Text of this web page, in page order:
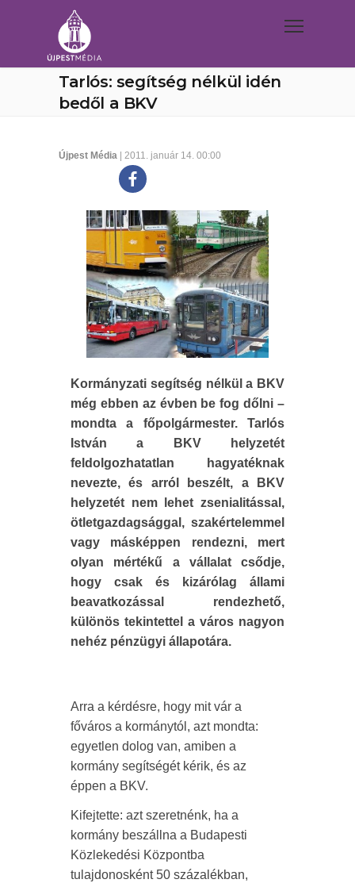
Tarlós: segítség nélkül idén
bedől a BKV
Újpest Média | 2011. január 14. 00:00
Kormányzati segítség nélkül a BKV
még ebben az évben be fog dőlni –
mondta a főpolgármester. Tarlós
István a BKV helyzetét
feldolgozhatatlan hagyatéknak
nevezte, és arról beszélt, a BKV
helyzetét nem lehet zsenialitással,
ötletgazdagsággal, szakértelemmel
vagy másképpen rendezni, mert
olyan mértékű a vállalat csődje,
hogy csak és kizárólag állami
beavatkozással rendezhető,
különös tekintettel a város nagyon
nehéz pénzügyi állapotára.
Arra a kérdésre, hogy mit vár a
főváros a kormánytól, azt mondta:
egyetlen dolog van, amiben a
kormány segítségét kérik, és az
éppen a BKV.
Kifejtette: azt szeretnénk, ha a
kormány beszállna a Budapesti
Közlekedési Központba
tulajdonosként 50 százalékban,